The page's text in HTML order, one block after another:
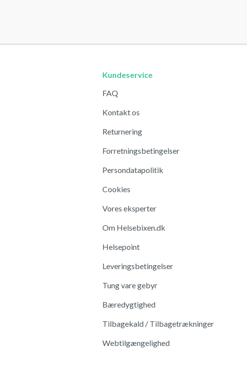
Kundeservice
FAQ
Kontakt os
Returnering
Forretningsbetingelser
Persondatapolitik
Cookies
Vores eksperter
Om Helsebixen.dk
Helsepoint
Leveringsbetingelser
Tung vare gebyr
Bæredygtighed
Tilbagekald / Tilbagetrækninger
Webtilgængelighed